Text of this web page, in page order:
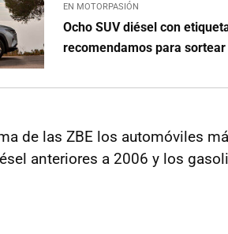
EN MOTORPASIÓN
Ocho SUV diésel con
recomendamos para sortear
de las ZBE los automóviles
anteriores a 2006 y los